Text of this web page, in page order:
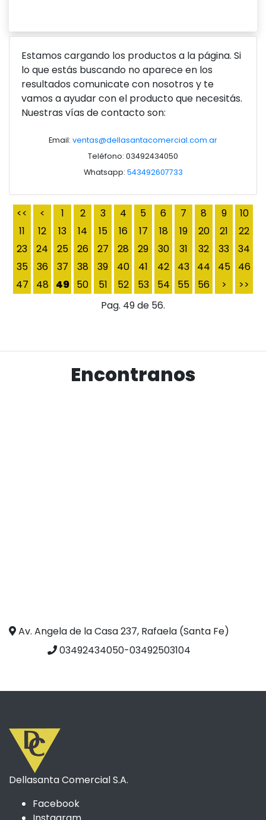
Ver producto
Estamos cargando los productos a la página. Si
lo que estás buscando no aparece en los
resultados comunicate con nosotros y te
vamos a ayudar con el producto que necesitás.
Nuestras vías de contacto son:
Email: ventas@dellasantacomercial.com.ar
Teléfono: 03492434050
Whatsapp: 543492607733
<< < 1 2 3 4 5 6 7 8 9
10
11
12 13 14 15 16 17 18 19 20 21
22
23
24 25 26 27 28 29 30 31 32 33
34
35
36 37 38 39 40 41 42 43 44 45
46
47
48 49 50 51 52 53 54 55 56 >
>>
Pag. 49 de 56.
Encontranos
Av. Angela de la Casa 237, Rafaela (Santa Fe)
03492434050-03492503104
Dellasanta Comercial S.A.
Facebook